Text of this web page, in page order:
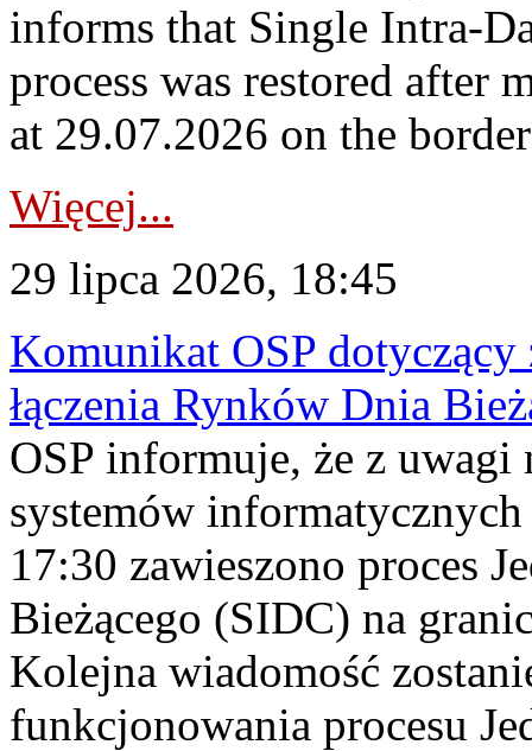
informs that Single Intra-
process was restored after
at 29.07.2026 on the
Więcej...
29 lipca 2026, 18:45
Komunikat OSP dotyczący
łączenia Rynków Dnia
OSP informuje, że z uwagi
systemów
17:30 zawieszono proces
Bieżącego (SIDC) na
Kolejna wiadomość
funkcjonowania procesu